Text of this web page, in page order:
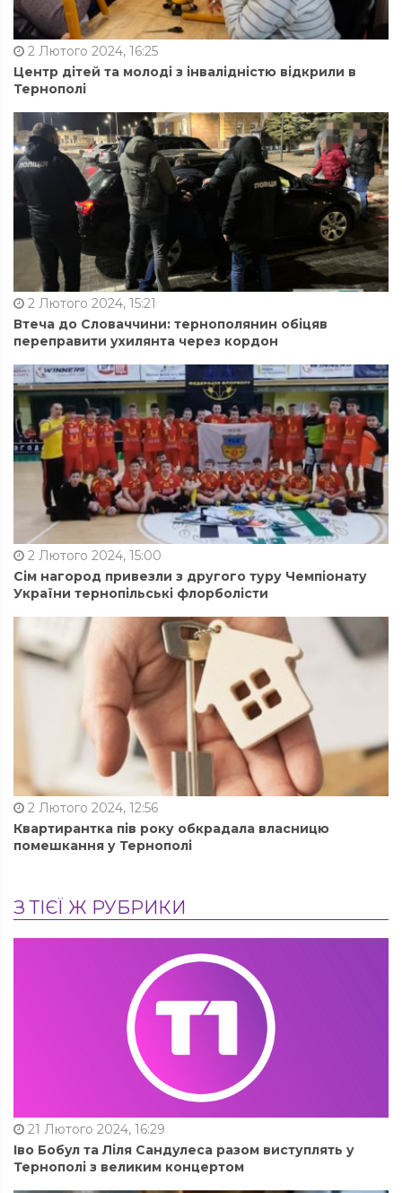
2 Лютого 2024, 16:25
Центр дітей та молоді з інвалідністю відкрили в
Тернополі
2 Лютого 2024, 15:21
Втеча до Словаччини: тернополянин обіцяв
переправити ухилянта через кордон
2 Лютого 2024, 15:00
Сім нагород привезли з другого туру Чемпіонату
України тернопільські флорболісти
2 Лютого 2024, 12:56
Квартирантка пів року обкрадала власницю
помешкання у Тернополі
З ТІЄЇ Ж РУБРИКИ
21 Лютого 2024, 16:29
Іво Бобул та Ліля Сандулеса разом виступлять у
Тернополі з великим концертом